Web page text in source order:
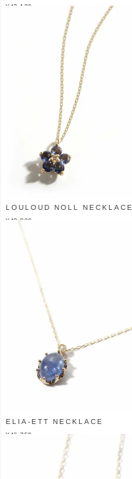
¥ 42,130
LOULOUD NOLL NECKLACE
¥ 43,890
ELIA-ETT NECKLACE
¥ 46,750